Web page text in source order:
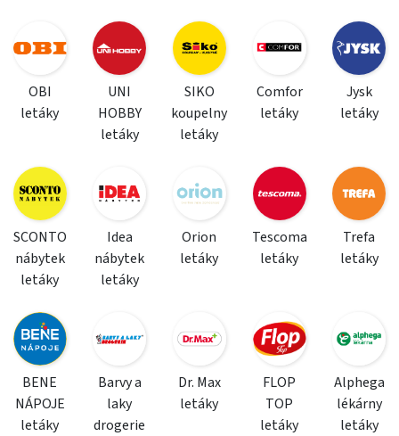
OBI
letáky
UNI
HOBBY
letáky
SIKO
koupelny
letáky
Comfor
letáky
Jysk
letáky
SCONTO
nábytek
letáky
Idea
nábytek
letáky
Orion
letáky
Tescoma
letáky
Trefa
letáky
BENE
NÁPOJE
letáky
Barvy a
laky
drogerie
Dr. Max
letáky
FLOP
TOP
letáky
Alphega
lékárny
letáky